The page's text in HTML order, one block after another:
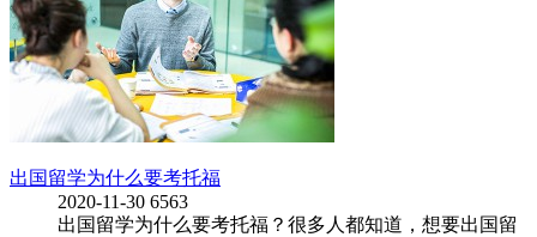
出国留学为什么要考托福
2020-11-30 6563
出国留学为什么要考托福？很多人都知道，想要出国留